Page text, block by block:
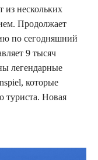
из нескольких
Продолжает
по сегодняшний
9 тысяч
легендарные
которые
туриста. Новая